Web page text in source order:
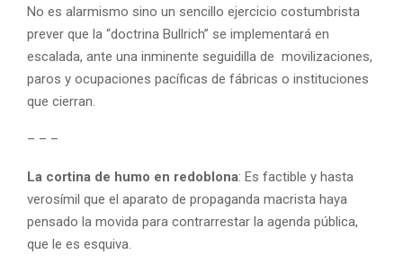
No es alarmismo sino un sencillo ejercicio costumbrista
prever que la “doctrina Bullrich” se implementará en
escalada, ante una inminente seguidilla de movilizaciones,
paros y ocupaciones pacíficas de fábricas o instituciones
que cierran.
– – –
La cortina de humo en redoblona: Es factible y hasta
verosímil que el aparato de propaganda macrista haya
pensado la movida para contrarrestar la agenda pública,
que le es esquiva.